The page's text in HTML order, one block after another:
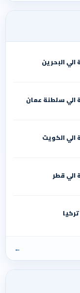
البحرين
سلطنة عمان
الكويت
قطر
←